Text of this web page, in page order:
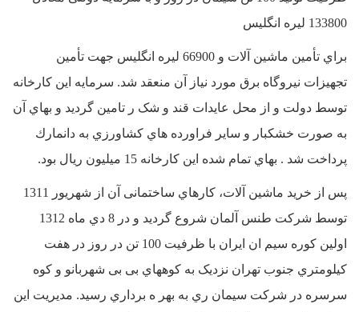
133800 لیره انگلیس
براي تأمین ماشین آلات و 66900 لیره انگلیس جهت تأمین
تجهیزات نیروگاه برق مورد نیاز آن منعقد شد. سرمایه این کارخانه
توسط دولت و از محل عایدات قند و شک ر تامین گردید و بهاي آن
به صورت خشکبار و سایر فراورده هاي کشاورزي به دانمارك
پرداخت شد . بهاي تمام شده این کارخانه 15 میلیون ریال بود.
پس از خرید ماشین آلات، کارهاي ساختمانی آن از شهریور 1311
توسط شرکت طنس آلمان شروع گردید و در 8 دي ماه 1312
اولین کوره سیم ان ایران با ظرفیت 100 تن در روز در هفت
کیلومتري جنوب تهران نزدیک به کوههاي بی بی شهربانو و کوه
سرسره در شرکت سیمان ري به بهر ه برداري رسید. مدیریت این